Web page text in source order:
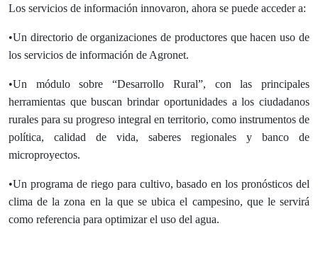
Los servicios de información innovaron, ahora se puede acceder a:
•Un directorio de organizaciones de productores que hacen uso de
los servicios de información de Agronet.
•Un módulo sobre “Desarrollo Rural”, con las principales
herramientas que buscan brindar oportunidades a los ciudadanos
rurales para su progreso integral en territorio, como instrumentos de
política, calidad de vida, saberes regionales y banco de
microproyectos.
•Un programa de riego para cultivo, basado en los pronósticos del
clima de la zona en la que se ubica el campesino, que le servirá
como referencia para optimizar el uso del agua.